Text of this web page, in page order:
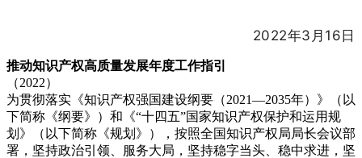
2022年3月16日
推动知识产权高质量发展年度工作指引
（2022）
为贯彻落实《知识产权强国建设纲要（2021—2035年）》（以
下简称《纲要》）和《“十四五”国家知识产权保护和运用规
划》（以下简称《规划》），按照全国知识产权局局长会议部
署，坚持政治引领、服务大局，坚持稳字当头、稳中求进，坚